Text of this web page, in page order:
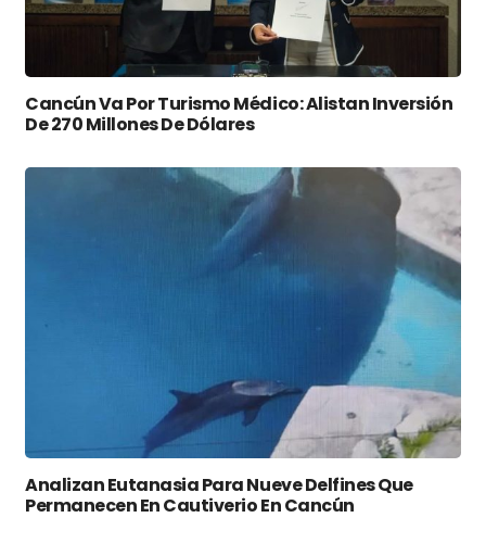
Cancún Va Por Turismo Médico: Alistan Inversión
De 270 Millones De Dólares
Analizan Eutanasia Para Nueve Delfines Que
Permanecen En Cautiverio En Cancún